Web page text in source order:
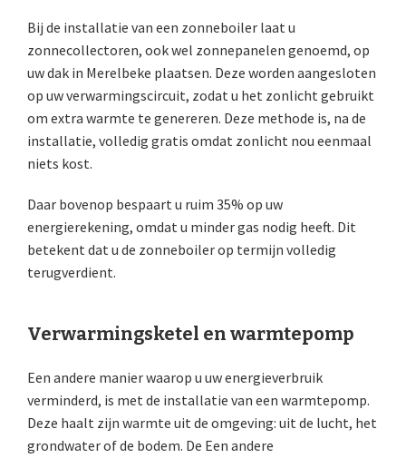
Bij de installatie van een zonneboiler laat u
zonnecollectoren, ook wel zonnepanelen genoemd, op
uw dak in Merelbeke plaatsen. Deze worden aangesloten
op uw verwarmingscircuit, zodat u het zonlicht gebruikt
om extra warmte te genereren. Deze methode is, na de
installatie, volledig gratis omdat zonlicht nou eenmaal
niets kost.
Daar bovenop bespaart u ruim 35% op uw
energierekening, omdat u minder gas nodig heeft. Dit
betekent dat u de zonneboiler op termijn volledig
terugverdient.
Verwarmingsketel en warmtepomp
Een andere manier waarop u uw energieverbruik
verminderd, is met de installatie van een warmtepomp.
Deze haalt zijn warmte uit de omgeving: uit de lucht, het
grondwater of de bodem. De Een andere